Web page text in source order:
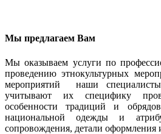
Мы предлагаем Вам
Мы оказываем услуги по
проведению этнокультурных
мероприятий наши
учитывают их специфику
особенности традиций и
национальной одежды и
сопровождения, детали оформления